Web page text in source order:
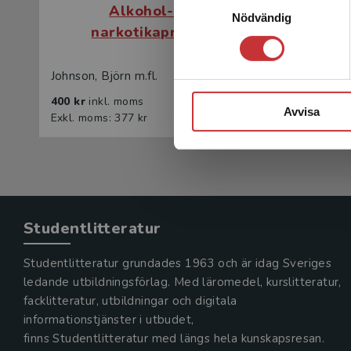
Nödvändig
Avvisa
Alkohol- och
narkotikaproblem
Johnson, Björn m.fl.
400 kr inkl. moms
Exkl. moms: 377 kr
Johnson,
Exkl.
Studentlitteratur
Studentlitteratur grundades 1963 och är idag Sveriges
ledande utbildningsförlag. Med läromedel, kurslitteratur,
facklitteratur, utbildningar och digitala
informationstjänster i utbudet,
finns Studentlitteratur med längs hela kunskapsresan.